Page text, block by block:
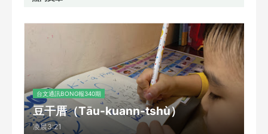
台文通訊BONG報340期
豆干厝（Tāu-kuann-tshù）
凌晨3:21